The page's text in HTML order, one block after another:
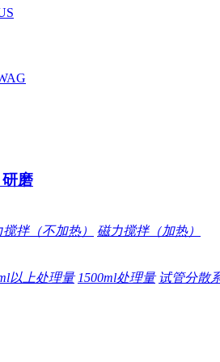
磨
拌（不加热） 磁力搅拌（加热）
以上处理量 1500ml处理量 试管分散